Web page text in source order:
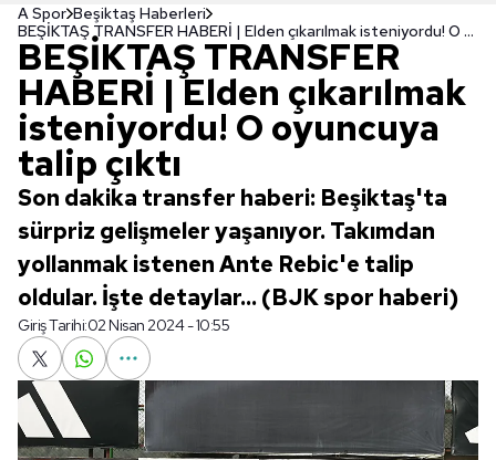
A Spor Beşiktaş Haberleri
BEŞİKTAŞ TRANSFER HABERİ | Elden çıkarılmak isteniyordu! O oyuncuya talip çıktı
BEŞİKTAŞ TRANSFER
HABERİ | Elden çıkarılmak
isteniyordu! O oyuncuya
talip çıktı
Son dakika transfer haberi: Beşiktaş'ta
sürpriz gelişmeler yaşanıyor. Takımdan
yollanmak istenen Ante Rebic'e talip
oldular. İşte detaylar... (BJK spor haberi)
Giriş Tarihi:02 Nisan 2024 - 10:55